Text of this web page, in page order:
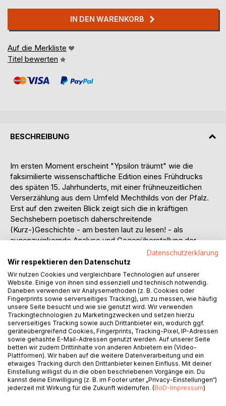
IN DEN WARENKORB
Auf die Merkliste
Titel bewerten
BESCHREIBUNG
Im ersten Moment erscheint "Ypsilon träumt" wie die
faksimilierte wissenschaftliche Edition eines Frühdrucks
des späten 15. Jahrhunderts, mit einer frühneuzeitlichen
Verserzählung aus dem Umfeld Mechthilds von der Pfalz.
Erst auf den zweiten Blick zeigt sich die in kräftigen
Sechshebern poetisch daherschreitende
(Kurz-)Geschichte - am besten laut zu lesen! - als
augenzwinkernde Analyse und Gegenüberstellung der
Medienrevolutionen einerseits rund um die Erfindung des
Buchdrucks vor 500 Jahren und andererseits rund um die
Entwicklung von IT, Internet & Co. im ausgehenden 20.
Jahrhundert. Dabei werden die als "Generation Y"
bezeichneten ersten IT-Natives der zwischen 1980 und
2000 Geborenen mit einigen wichtigen durch diese
Generation maßgeblich angestoßenen und ohne die
massenhafte Verbreitung von häufig oberflächlicher,
einseitiger und manches Mal falscher Information und
Meinung ins Blickfeld einer breiten Öffentlichkeit geratenen
Themen inkl. gesellschaftspolitischen Problembereiche mit
in den Blick genommen.
Ausgehend von der Frage, wie hätte sich ein Autor des 15.
Jahrhunderts die informationstechnologische Zeitenwende
Datenschutzerklärung
Wir respektieren den Datenschutz
Wir nutzen Cookies und vergleichbare Technologien auf unserer
Website. Einige von ihnen sind essenziell und technisch notwendig.
Daneben verwenden wir Analysemethoden (z. B. Cookies oder
Fingerprints sowie serverseitiges Tracking), um zu messen, wie häufig
unsere Seite besucht und wie sie genutzt wird. Wir verwenden
Trackingtechnologien zu Marketingzwecken und setzen hierzu
serverseitiges Tracking sowie auch Drittanbieter ein, wodurch ggf.
geräteübergreifend Cookies, Fingerprints, Tracking-Pixel, IP-Adressen
sowie gehashte E-Mail-Adressen genutzt werden. Auf unserer Seite
betten wir zudem Drittinhalte von anderen Anbietern ein (Video-
Plattformen). Wir haben auf die weitere Datenverarbeitung und ein
etwaiges Tracking durch den Drittanbieter keinen Einfluss. Mit deiner
Einstellung willigst du in die oben beschriebenen Vorgänge ein. Du
kannst deine Einwilligung (z. B. im Footer unter „Privacy-Einstellungen“)
jederzeit mit Wirkung für die Zukunft widerrufen. (BoD-Impressum)